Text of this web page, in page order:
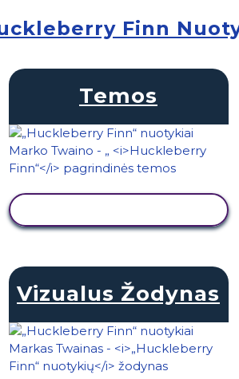
Finn
Temos
Vizualus Žodynas